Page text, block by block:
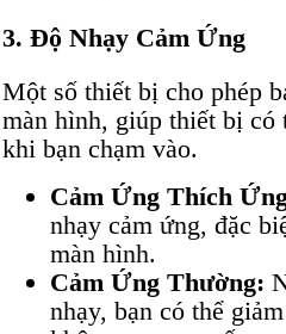
3. Độ Nhạy Cảm Ứng
Một số thiết bị cho phép
màn hình, giúp thiết bị có
khi bạn chạm vào.
Cảm Ứng Thích
nhạy cảm ứng, đặc
màn hình.
Cảm Ứng Thường:
nhạy, bạn có thể